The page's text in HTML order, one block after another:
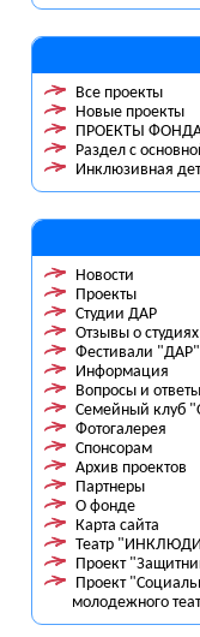
Все проекты
Новые проекты
ПРОЕКТЫ ФОНДА
Раздел с
Инклюзивная
Новости
Проекты
Студии ДАР
Отзывы о студиях
Фестивали "ДАР"
Информация
Вопросы и ответы
Семейный клуб
Фотогалерея
Спонсорам
Архив проектов
Партнеры
О фонде
Карта сайта
Театр
Проект
Проект
молодежного